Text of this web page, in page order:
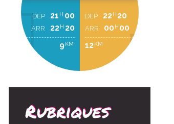
DEP 21 H 00
ARR 22 H 20
9 KM
DEP 22 H 20
ARR 00 H 00
12 KM
Rubriques